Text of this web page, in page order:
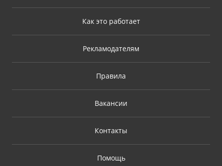
Как это работает
Рекламодателям
Правила
Вакансии
Контакты
Помощь